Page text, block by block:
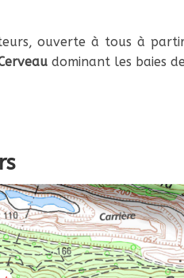
ouverte à tous à
dominant les baies